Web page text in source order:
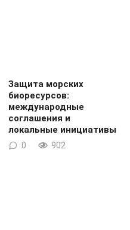
Защита морских
биоресурсов:
международные
соглашения и
локальные инициативы
0 902